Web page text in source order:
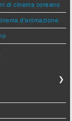
di cinema coreano
d'animazione
❯